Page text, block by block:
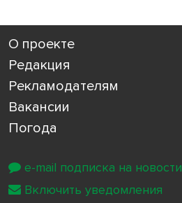
О проекте
Редакция
Рекламодателям
Вакансии
Погода
e-mail подписка на новости
Включить уведомления